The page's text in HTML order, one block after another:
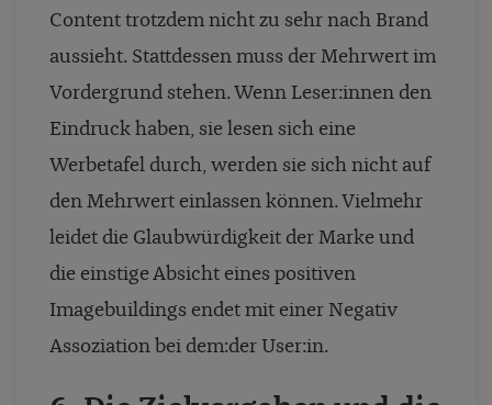
Content trotzdem nicht zu sehr nach Brand
aussieht. Stattdessen muss der Mehrwert im
Vordergrund stehen. Wenn Leser:innen den
Eindruck haben, sie lesen sich eine
Werbetafel durch, werden sie sich nicht auf
den Mehrwert einlassen können. Vielmehr
leidet die Glaubwürdigkeit der Marke und
die einstige Absicht eines positiven
Imagebuildings endet mit einer Negativ
Assoziation bei dem:der User:in.